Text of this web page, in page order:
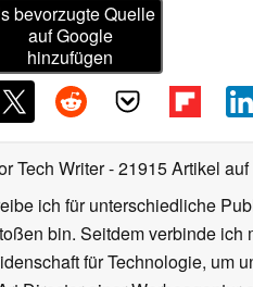
bevorzugte Quelle
auf Google
hinzufügen
Tech Writer- 21915 Artikel
ich für unterschiedliche
bin. Seitdem verbinde
für Technologie, um